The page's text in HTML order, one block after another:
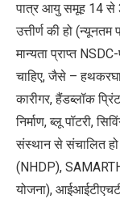
पात्र आयु समूह 14 से
उत्तीर्ण की हो
मान्यता प्राप्त
चाहिए, जैसे –
कारीगर, हैंडब्लॉक
निर्माण, ब्लू पॉटरी,
संस्थान से संचालित
(NHDP), SAMARTH
योजना),